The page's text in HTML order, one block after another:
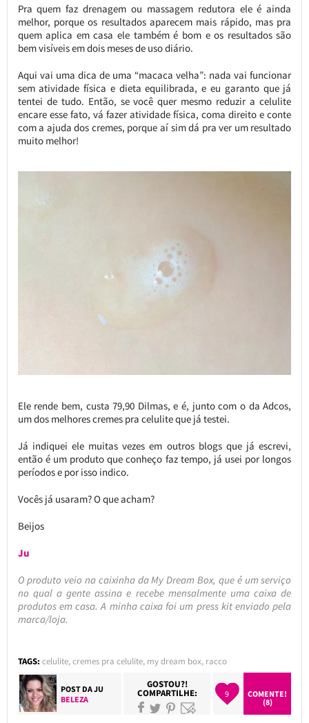
Pra quem faz drenagem ou massagem redutora ele é ainda
melhor, porque os resultados aparecem mais rápido, mas pra
quem aplica em casa ele também é bom e os resultados são
bem visíveis em dois meses de uso diário.
Aqui vai uma dica de uma “macaca velha”: nada vai funcionar
sem atividade física e dieta equilibrada, e eu garanto que já
tentei de tudo. Então, se você quer mesmo reduzir a celulite
encare esse fato, vá fazer atividade física, coma direito e conte
com a ajuda dos cremes, porque aí sim dá pra ver um resultado
muito melhor!
Ele rende bem, custa 79,90 Dilmas, e é, junto com o da Adcos,
um dos melhores cremes pra celulite que já testei.
Já indiquei ele muitas vezes em outros blogs que já escrevi,
então é um produto que conheço faz tempo, já usei por longos
períodos e por isso indico.
Vocês já usaram? O que acham?
Beijos
Ju
O produto veio na caixinha da My Dream Box, que é um serviço
no qual a gente assina e recebe mensalmente uma caixa de
produtos em casa. A minha caixa foi um press kit enviado pela
marca/loja.
TAGS: celulite,cremes pra celulite, my dream box, racco
POST DAJU
BELEZA
GOSTOU?!
COMPARTILHE: 9
COMENTE!
(8)